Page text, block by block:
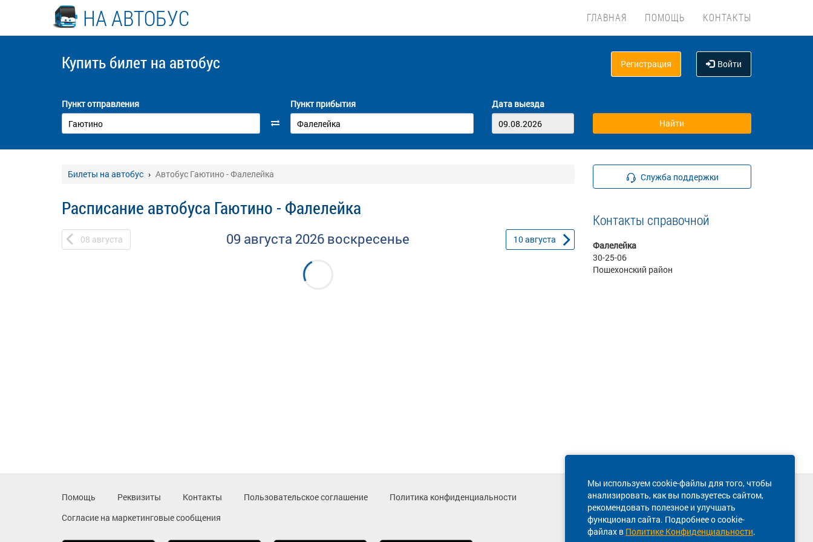
НА АВТОБУС ГЛАВНАЯ ПОМОЩЬ КОНТАКТЫ
Купить билет на автобус Регистрация Войти
Пункт отправления Пункт прибытия Дата выезда
Билеты на автобус Автобус Гаютино - Фалелейка
Расписание автобуса Гаютино - Фалелейка
08 августа 09 августа 2026 воскресенье 10августа
Служба поддержки
Контакты справочной
Фалелейка
30-25-06
Пошехонский район
Мы используем cookie-файлы для того, чтобы
анализировать, как вы пользуетесь сайтом,
рекомендовать полезное и улучшать
функционал сайта. Подробнее о cookie-
файлах в Политике Конфиденциальности.
Помощь Реквизиты Контакты Пользовательское соглашение
Политика конфиденциальности
Согласие на маркетинговые сообщения
Техническая поддержка сайта
8 800 600-03-38